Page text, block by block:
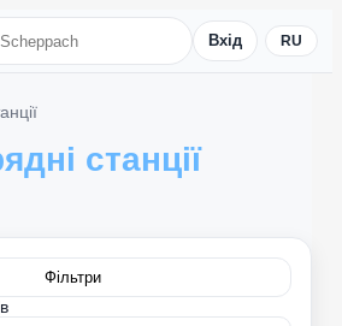
Вхід RU
станції
Фільтри